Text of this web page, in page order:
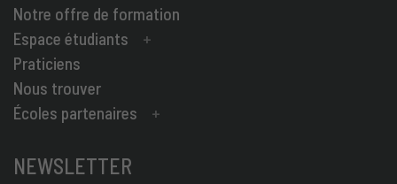
Notre offre de formation
Espace étudiants
Praticiens
Nous trouver
Écoles partenaires
NEWSLETTER